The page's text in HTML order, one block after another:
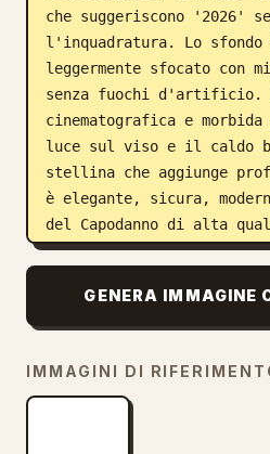
che suggeriscono '2026'
l'inquadratura. Lo sfondo
leggermente sfocato con
senza fuochi d'artificio.
cinematografica e
luce sul viso e il caldo
stellina che aggiunge
è elegante, sicura,
del Capodanno di alta
fotografico ultra-
messa a fuoco nitida, alta
Rendering in altissima
sui social media.",
GENERA IMMAGINE
IMMAGINI DI